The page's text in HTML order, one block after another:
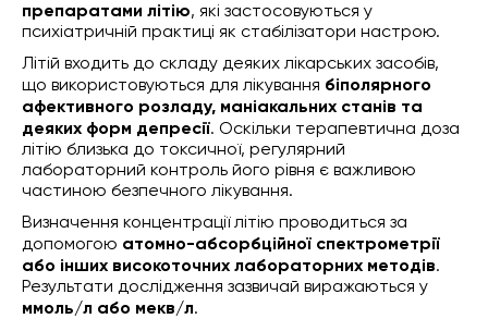
препаратами літію, які застосовуються у
психіатричній практиці як стабілізатори настрою.
Літій входить до складу деяких лікарських засобів,
що використовуються для лікування біполярного
афективного розладу, маніакальних станів та
деяких форм депресії. Оскільки терапевтична доза
літію близька до токсичної, регулярний
лабораторний контроль його рівня є важливою
частиною безпечного лікування.
Визначення концентрації літію проводиться за
допомогою атомно-абсорбційної спектрометрії
або інших високоточних лабораторних методів.
Результати дослідження зазвичай виражаються у
ммоль/л або мекв/л.